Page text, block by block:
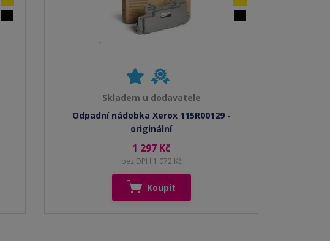
Skladem u dodavatele
Odpadní nádobka Xerox 115R00129 -
originální
1 297 Kč
bez DPH 1 072 Kč
Koupit